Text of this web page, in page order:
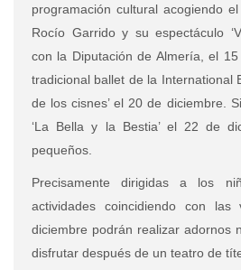
programación cultural acogiendo
Rocío Garrido y su espectáculo
con la Diputación de Almería, el
tradicional ballet de la International
de los cisnes’ el 20 de diciembre.
‘La Bella y la Bestia’ el 22 de
pequeños.
Precisamente dirigidas a los
actividades coincidiendo con
diciembre podrán realizar adornos
disfrutar después de un teatro de